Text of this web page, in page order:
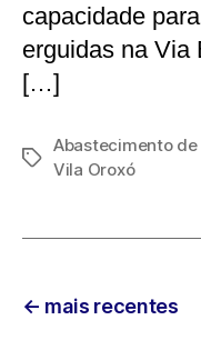
capacidade
erguidas na Via
[…]
Tags
Abastecimento de
Vila Oroxó
Paginação
← mais recentes